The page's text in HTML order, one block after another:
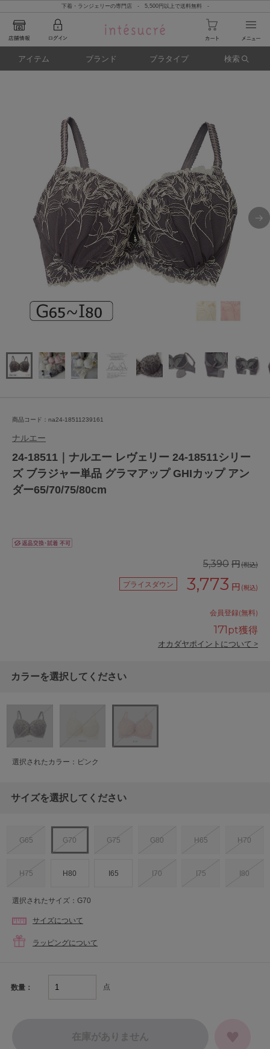
下着・ランジェリーの専門店 - 5,500円以上で送料無料 -
アイテム ブランド ブラタイプ 検索
商品コード：na24-18511239161
ナルエー
24-18511｜ナルエー レヴェリー 24-18511シリー
ズ ブラジャー単品 グラマアップ GHIカップ アン
ダー65/70/75/80cm
5,390 円(税込)
プライスダウン 3,773 円 (税込)
会員登録(無料)
171pt獲得
オカダヤポイントについて >
カラーを選択してください
選択されたカラー：ピンク
サイズを選択してください
G65 G70 G75 G80 H65 H70
H75 H80 I65 I70 I75 I80
選択されたサイズ：G70
サイズについて
ラッピングについて
数量： 点
在庫がありません